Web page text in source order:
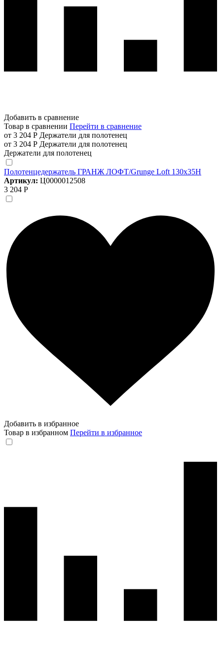
Добавить в сравнение
Товар в сравнении Перейти в сравнение
от 3 204 Р Держатели для полотенец
от 3 204 Р Держатели для полотенец
Держатели для полотенец
Полотенцедержатель ГРАНЖ ЛОФТ/Grunge Loft 130х35Н
Артикул: Ц0000012508
3 204 Р
Добавить в избранное
Товар в избранном Перейти в избранное